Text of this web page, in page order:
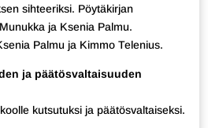
sihteeriksi. Pöytäkirjan
ja Ksenia Palmu.
Palmu ja Kimmo Telenius.
ja päätösvaltaisuuden
kutsutuksi ja päätösvaltaiseksi.